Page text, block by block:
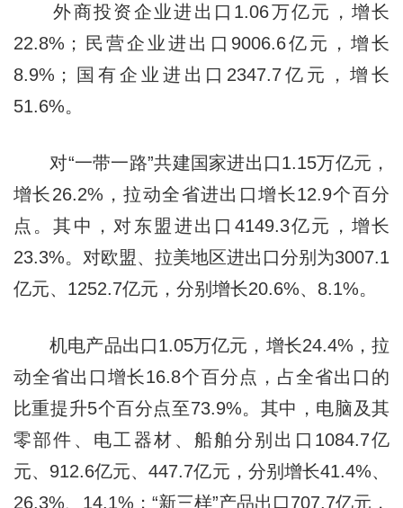
外商投资企业进出口1.06万亿元，增长
22.8%；民营企业进出口9006.6亿元，增长
8.9%；国有企业进出口2347.7亿元，增长
51.6%。
对“一带一路”共建国家进出口1.15万亿元，
增长26.2%，拉动全省进出口增长12.9个百分
点。其中，对东盟进出口4149.3亿元，增长
23.3%。对欧盟、拉美地区进出口分别为3007.1
亿元、1252.7亿元，分别增长20.6%、8.1%。
机电产品出口1.05万亿元，增长24.4%，拉
动全省出口增长16.8个百分点，占全省出口的
比重提升5个百分点至73.9%。其中，电脑及其
零部件、电工器材、船舶分别出口1084.7亿
元、912.6亿元、447.7亿元，分别增长41.4%、
26.3%、14.1%；“新三样”产品出口707.7亿元，